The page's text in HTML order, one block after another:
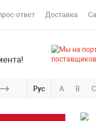
ответ Доставка
Рус A B C